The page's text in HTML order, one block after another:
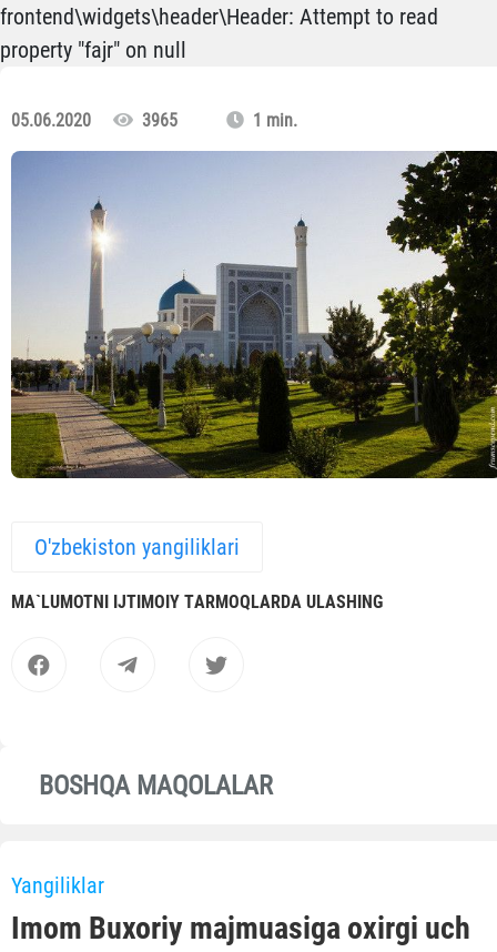
frontend\widgets\header\Header: Attempt to read
property "fajr" on null
05.06.2020 3965 1 min.
O'zbekiston yangiliklari
MА`LUMOTNI IJTIMOIY TАRMOQLАRDА ULАSHING
BOSHQA MAQOLALAR
Yangiliklar
Imom Buxoriy majmuasiga oxirgi uch